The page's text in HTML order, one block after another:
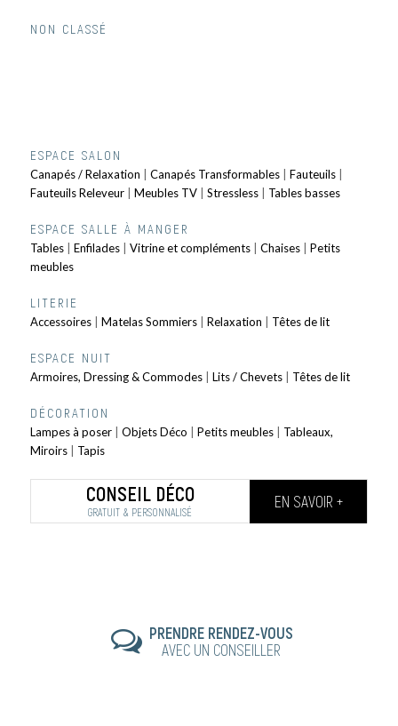
NON CLASSÉ
ESPACE SALON
Canapés / Relaxation Canapés Transformables| Fauteuils|
Fauteuils Releveur| Meubles TV| Stressless| Tables basses
ESPACE SALLE À MANGER
Tables| Enfilades| Vitrine et compléments| Chaises| Petits
meubles
LITERIE
Accessoires| Matelas Sommiers| Relaxation Têtes de lit
ESPACE NUIT
Armoires, Dressing & Commodes| Lits / Chevets| Têtes de lit
DÉCORATION
Lampes à poser| Objets Déco Petits meubles| Tableaux,
Miroirs| Tapis
CONSEIL DÉCO
GRATUIT & PERSONNALISÉ
EN SAVOIR +
PRENDRE RENDEZ-VOUS
AVEC UN CONSEILLER